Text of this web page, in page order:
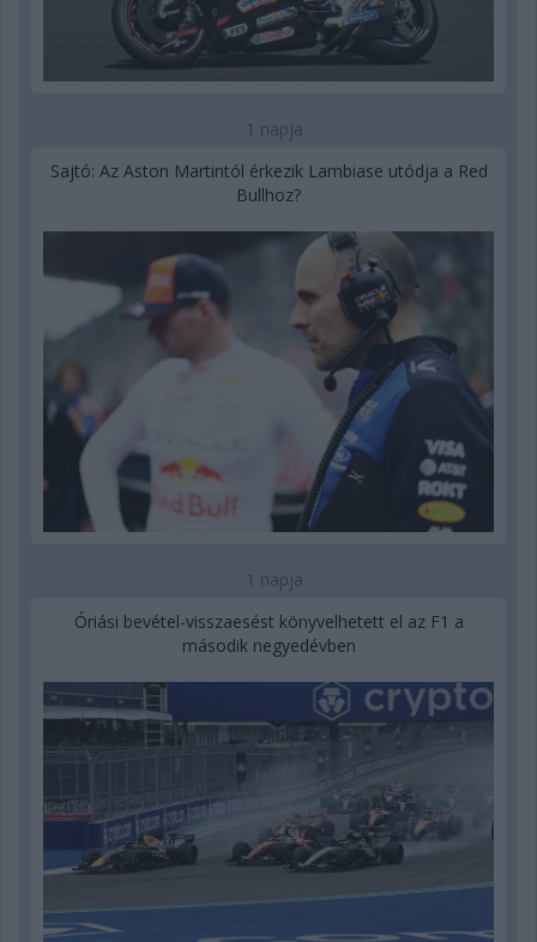
1 napja
Sajtó: Az Aston Martintól érkezik Lambiase utódja a Red
Bullhoz?
1 napja
Óriási bevétel-visszaesést könyvelhetett el az F1 a
második negyedévben